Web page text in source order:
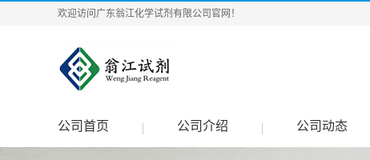
欢迎访问广东翁江化学试剂有限公司官网！
公司首页 公司介绍 公司动态